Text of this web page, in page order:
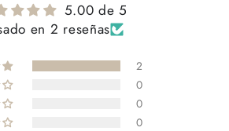
5.00 de 5
en 2 reseñas
2
0
0
0